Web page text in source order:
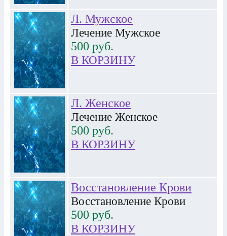
Л. Мужское
Лечение Мужское
500 руб.
В КОРЗИНУ
Л. Женское
Лечение Женское
500 руб.
В КОРЗИНУ
Восстановление Крови
Восстановление Крови
500 руб.
В КОРЗИНУ